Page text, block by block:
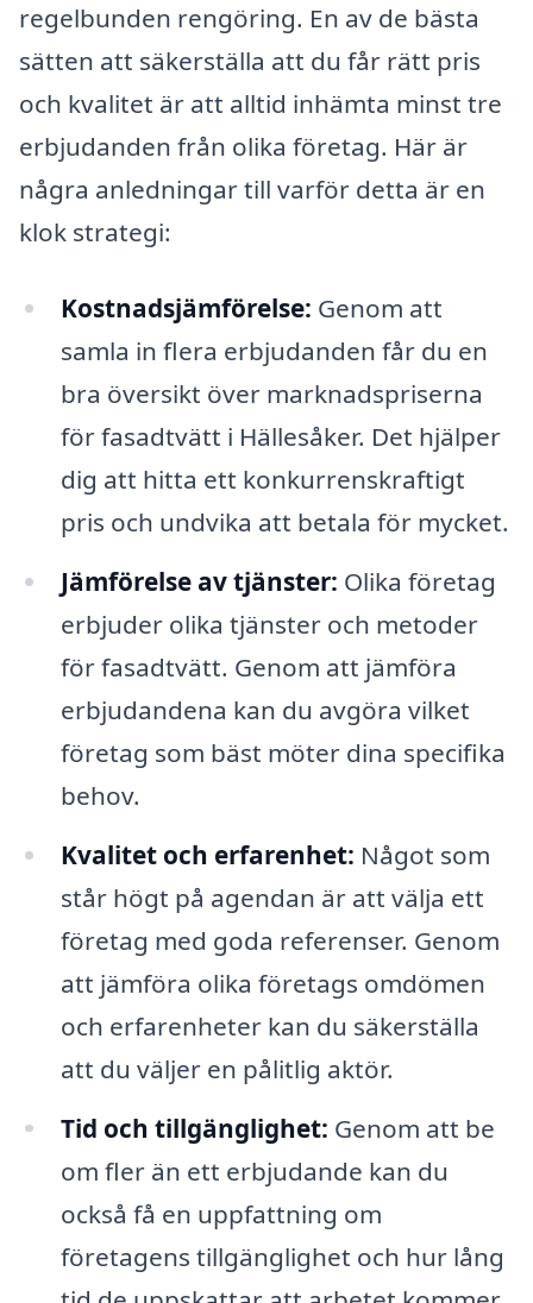
regelbunden rengöring. En av de bästa
sätten att säkerställa att du får rätt pris
och kvalitet är att alltid inhämta minst tre
erbjudanden från olika företag. Här är
några anledningar till varför detta är en
klok strategi:
Kostnadsjämförelse: Genom att
samla in flera erbjudanden får du en
bra översikt över marknadspriserna
för fasadtvätt i Hällesåker. Det hjälper
dig att hitta ett konkurrenskraftigt
pris och undvika att betala för mycket.
Jämförelse av tjänster: Olika företag
erbjuder olika tjänster och metoder
för fasadtvätt. Genom att jämföra
erbjudandena kan du avgöra vilket
företag som bäst möter dina specifika
behov.
Kvalitet och erfarenhet: Något som
står högt på agendan är att välja ett
företag med goda referenser. Genom
att jämföra olika företags omdömen
och erfarenheter kan du säkerställa
att du väljer en pålitlig aktör.
Tid och tillgänglighet: Genom att be
om fler än ett erbjudande kan du
också få en uppfattning om
företagens tillgänglighet och hur lång